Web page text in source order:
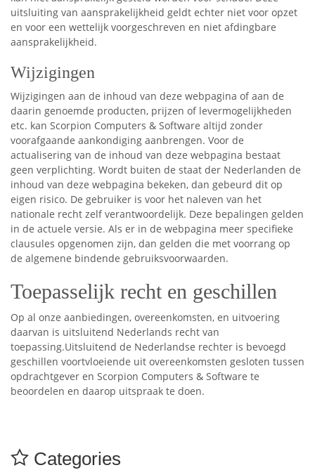
uitsluiting van aansprakelijkheid geldt echter niet voor opzet
en voor een wettelijk voorgeschreven en niet afdingbare
aansprakelijkheid.
Wijzigingen
Wijzigingen aan de inhoud van deze webpagina of aan de
daarin genoemde producten, prijzen of levermogelijkheden
etc. kan Scorpion Computers & Software altijd zonder
voorafgaande aankondiging aanbrengen. Voor de
actualisering van de inhoud van deze webpagina bestaat
geen verplichting. Wordt buiten de staat der Nederlanden de
inhoud van deze webpagina bekeken, dan gebeurd dit op
eigen risico. De gebruiker is voor het naleven van het
nationale recht zelf verantwoordelijk. Deze bepalingen gelden
in de actuele versie. Als er in de webpagina meer specifieke
clausules opgenomen zijn, dan gelden die met voorrang op
de algemene bindende gebruiksvoorwaarden.
Toepasselijk recht en geschillen
Op al onze aanbiedingen, overeenkomsten, en uitvoering
daarvan is uitsluitend Nederlands recht van
toepassing.Uitsluitend de Nederlandse rechter is bevoegd
geschillen voortvloeiende uit overeenkomsten gesloten tussen
opdrachtgever en Scorpion Computers & Software te
beoordelen en daarop uitspraak te doen.
Categories